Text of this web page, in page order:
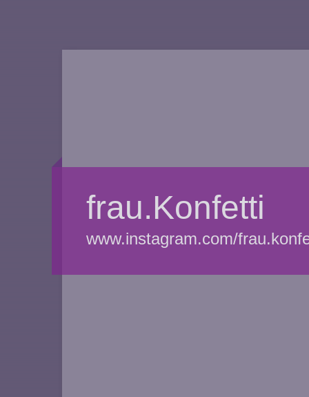
frau.Konfetti
www.instagram.com/